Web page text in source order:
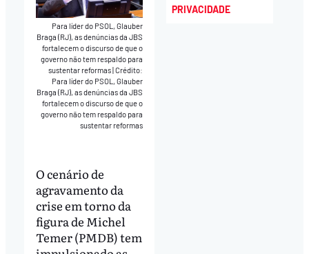
Para líder do PSOL, Glauber
Braga (RJ), as denúncias da JBS
fortalecem o discurso de que o
governo não tem respaldo para
sustentar reformas|Crédito:
Para líder do PSOL, Glauber
Braga (RJ), as denúncias da JBS
fortalecem o discurso de que o
governo não tem respaldo para
sustentar reformas
O cenário de
agravamento da
crise em torno da
figura de Michel
Temer (PMDB) tem
PRIVACIDADE